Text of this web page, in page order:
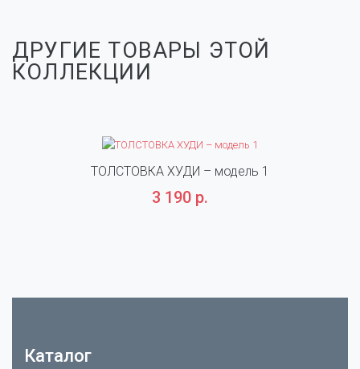
ДРУГИЕ ТОВАРЫ ЭТОЙ
КОЛЛЕКЦИИ
ТОЛСТОВКА ХУДИ – модель 1
3 190 р.
Каталог